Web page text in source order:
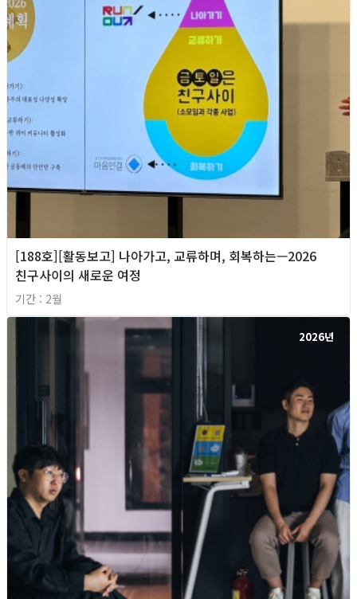
[188호][활동보고] 나아가고, 교류하며, 회복하는—2026
친구사이의 새로운 여정
기간 : 2월
2026년